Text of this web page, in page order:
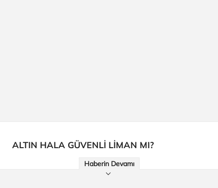
ALTIN HALA GÜVENLİ LİMAN MI?
Haberin Devamı